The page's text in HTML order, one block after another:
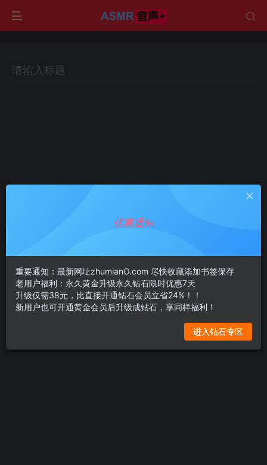
社交账号登录
优惠通知
重要通知：最新网址zhumianO.com 尽快收藏添加书签保存
老用户福利：永久黄金升级永久钻石限时优惠7天
升级仅需38元，比直接开通钻石会员立省24%！！
新用户也可开通黄金会员后升级成钻石，享同样福利！
进入钻石专区